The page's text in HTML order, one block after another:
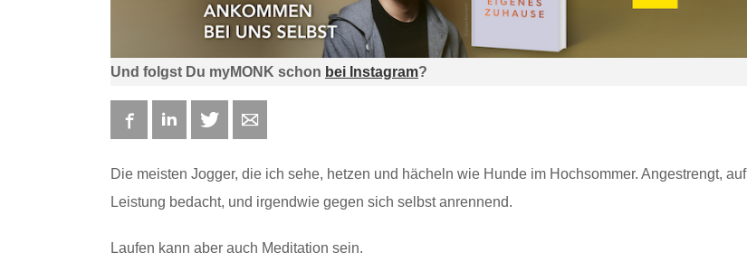
Und folgst Du myMONK schon bei Instagram?
FacebookLinkedIn Twitter
Die meisten Jogger, die ich sehe, hetzen und hächeln wie Hunde im Hochsommer. Angestrengt, auf
Leistung bedacht, und irgendwie gegen sich selbst anrennend.
Laufen kann aber auch Meditation sein.